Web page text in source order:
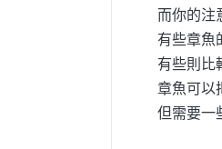
而你的注
有些章魚
有些則比
章魚可以
但需要一